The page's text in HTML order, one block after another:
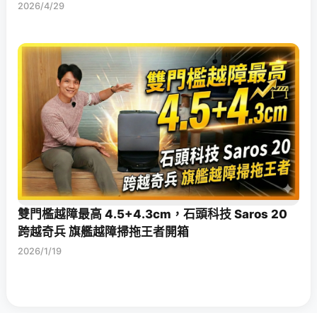
2026/4/29
雙門檻越障最高 4.5+4.3cm，石頭科技 Saros 20
跨越奇兵 旗艦越障掃拖王者開箱
2026/1/19